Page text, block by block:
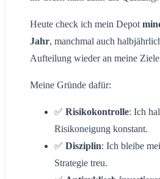
Heute check ich mein Depot
Jahr, manchmal auch
Aufteilung wieder an meine Ziele
Meine Gründe dafür:
✅ Risikokontrolle: Ich
Risikoneigung konstant.
✅ Disziplin: Ich bleibe
Strategie treu.